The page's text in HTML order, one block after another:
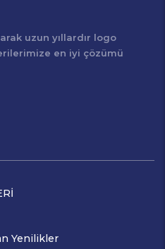
uzun yıllardır logo
en iyi çözümü
Yenilikler